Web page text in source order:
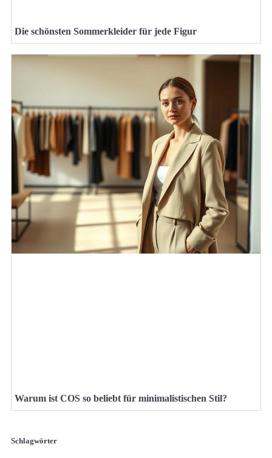
Die schönsten Sommerkleider für jede Figur
Warum ist COS so beliebt für minimalistischen Stil?
Schlagwörter